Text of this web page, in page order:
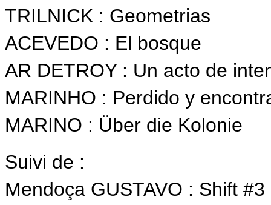
TRILNICK : Geometrias
ACEVEDO : El bosque
AR DETROY : Un acto de
MARINHO : Perdido y
MARINO : Über die Kolonie
Suivi de :
Mendoça GUSTAVO : Shift #3